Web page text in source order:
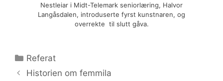
Nestleiar i Midt-Telemark seniorlæring, Halvor
Langåsdalen, introduserte fyrst kunstnaren, og
overrekte til slutt gåva.
Kategorier
Referat
Historien om femmila